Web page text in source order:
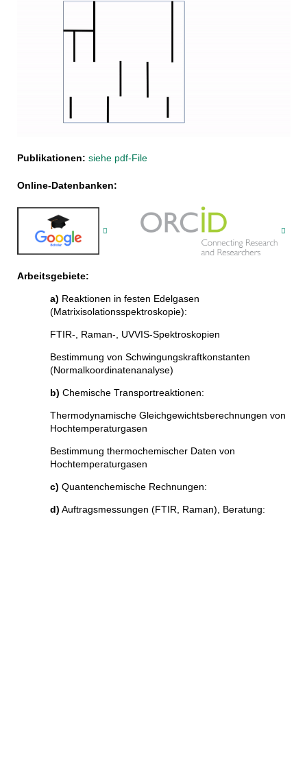
Publikationen: siehe pdf-File
Online-Datenbanken:
Arbeitsgebiete:
a) Reaktionen in festen Edelgasen
(Matrixisolationsspektroskopie):
FTIR-, Raman-, UVVIS-Spektroskopien
Bestimmung von Schwingungskraftkonstanten
(Normalkoordinatenanalyse)
b) Chemische Transportreaktionen:
Thermodynamische Gleichgewichtsberechnungen von
Hochtemperaturgasen
Bestimmung thermochemischer Daten von
Hochtemperaturgasen
c) Quantenchemische Rechnungen:
d) Auftragsmessungen (FTIR, Raman), Beratung: